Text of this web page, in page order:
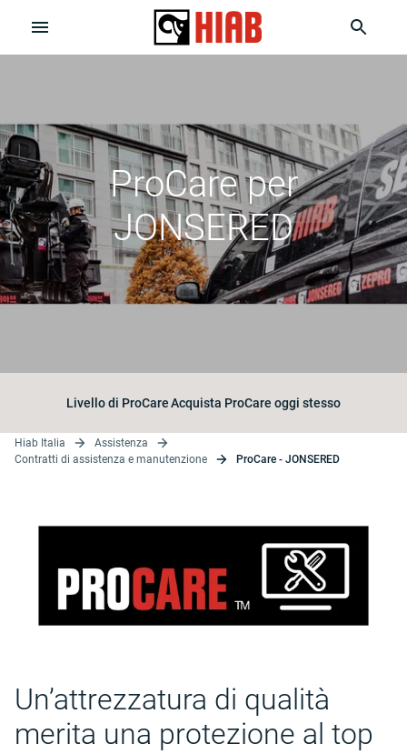
ProCare per
JONSERED
Livello di ProCareAcquista ProCare oggi stesso
Hiab Italia
Assistenza
Contratti di assistenza e manutenzione
ProCare - JONSERED
Un’attrezzatura di qualità
merita una protezione al top